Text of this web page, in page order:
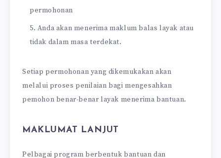
permohonan
Anda akan menerima maklum balas layak atau
tidak dalam masa terdekat.
Setiap permohonan yang dikemukakan akan
melalui proses penilaian bagi mengesahkan
pemohon benar-benar layak menerima bantuan.
MAKLUMAT LANJUT
Pelbagai program berbentuk bantuan dan